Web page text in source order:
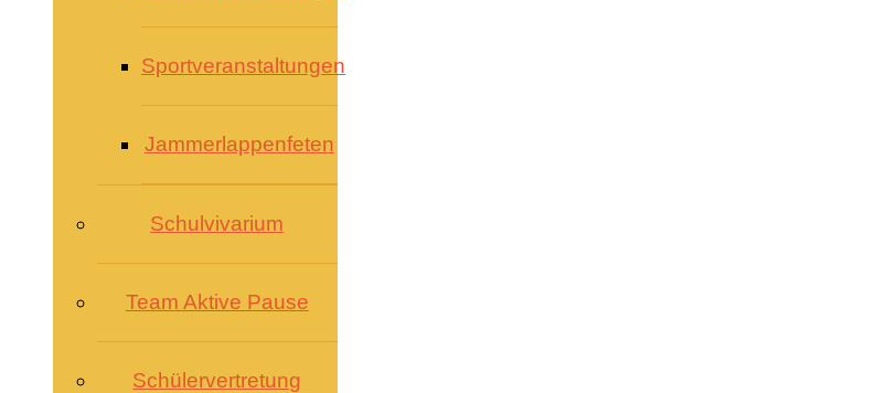
Sportveranstaltungen
Jammerlappenfeten
Schulvivarium
Team Aktive Pause
Schülervertretung